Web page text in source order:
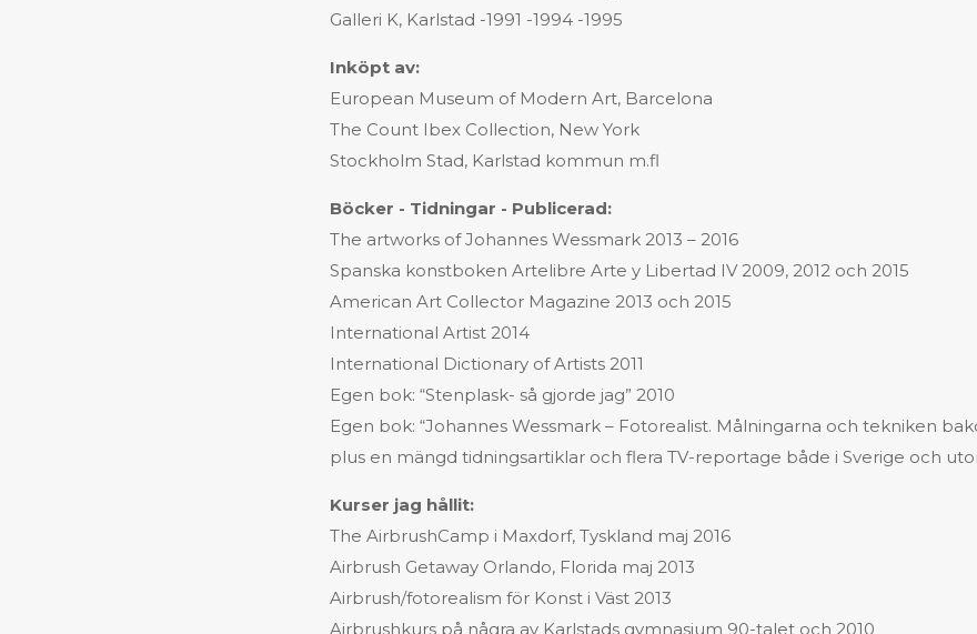
Galleri K, Karlstad -1991 -1994 -1995
Inköpt av:
European Museum of Modern Art, Barcelona
The Count Ibex Collection, New York
Stockholm Stad, Karlstad kommun m.fl
Böcker - Tidningar - Publicerad:
The artworks of Johannes Wessmark 2013 – 2016
Spanska konstboken Artelibre Arte y Libertad IV 2009, 2012 och 2015
American Art Collector Magazine 2013 och 2015
International Artist 2014
International Dictionary of Artists 2011
Egen bok: “Stenplask- så gjorde jag” 2010
Egen bok: “Johannes Wessmark – Fotorealist. Målningarna och tekniken
plus en mängd tidningsartiklar och flera TV-reportage både i Sverige och
Kurser jag hållit:
The AirbrushCamp i Maxdorf, Tyskland maj 2016
Airbrush Getaway Orlando, Florida maj 2013
Airbrush/fotorealism för Konst i Väst 2013
Airbrushkurs på några av Karlstads gymnasium 90-talet och 2010